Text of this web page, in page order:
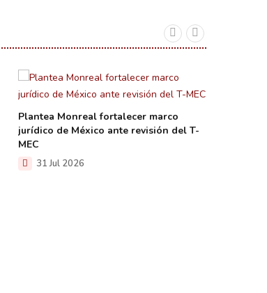
Plantea Monreal fortalecer marco
jurídico de México ante revisión del T-
MEC
31 Jul 2026